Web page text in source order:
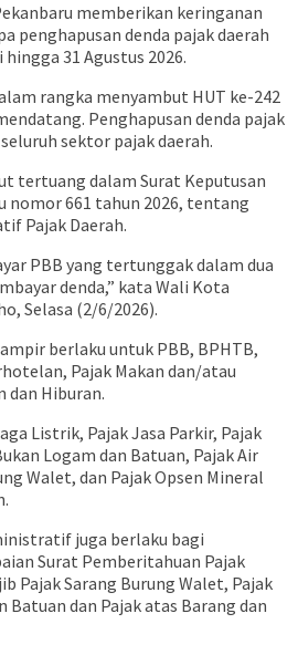
memberikan keringanan
penghapusan denda pajak daerah
31 Agustus 2026.
rangka menyambut HUT ke-242
Penghapusan denda pajak
sektor pajak daerah.
tertuang dalam Surat Keputusan
nomor 661 tahun 2026, tentang
Pajak Daerah.
PBB yang tertunggak dalam dua
denda,” kata Wali Kota
Selasa (2/6/2026).
berlaku untuk PBB, BPHTB,
Pajak Makan dan/atau
dan Hiburan.
Listrik, Pajak Jasa Parkir, Pajak
Logam dan Batuan, Pajak Air
Walet, dan Pajak Opsen Mineral
juga berlaku bagi
Surat Pemberitahuan Pajak
Pajak Sarang Burung Walet, Pajak
Batuan dan Pajak atas Barang dan